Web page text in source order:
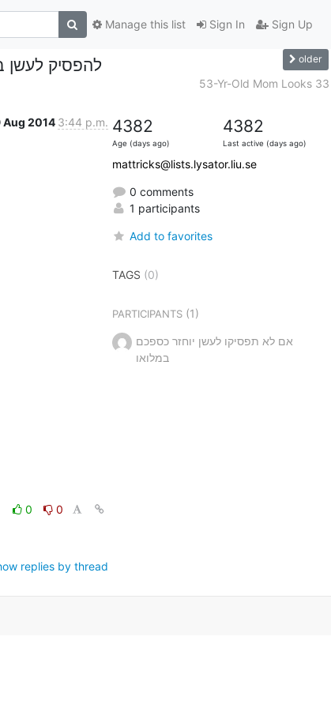
Sign In Sign Up
Manage this list
להפסיק לעשן older
53-Yr-Old Mom Looks 33
Aug 2014 3:44 p.m.
0
0
replies by thread
4382
Age (days ago)
4382
Last active (days ago)
mattricks@lists.lysator.liu.se
0 comments
1 participants
Add to favorites
TAGS (0)
PARTICIPANTS(1)
אם לא תפסיקו לעשן יוחזר כספכם
במלואו